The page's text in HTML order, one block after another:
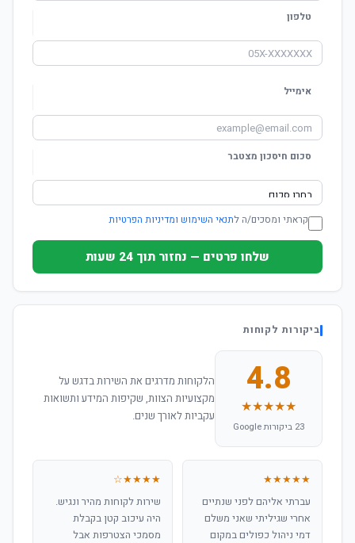
טלפון
אימייל
סכום חיסכון מצטבר
קראתי ומסכים/ה לתנאי השימוש ומדיניות הפרטיות
שלחו פרטים — נחזור תוך 24 שעות
ביקורות לקוחות
4.8
★★★★★
23 ביקורות Google
הלקוחות מדרגים את השירות בדגש על
מקצועיות הצוות, שקיפות המידע ותשואות
עקביות לאורך שנים.
★★★★★
עברתי אליהם לפני שנתיים
אחרי שגיליתי שאני משלם
דמי ניהול כפולים במקום
★★★★☆
שירות לקוחות מהיר ונגיש.
היה עיכוב קטן בקבלת
מסמכי הצטרפות אבל